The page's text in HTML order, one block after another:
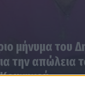
μήνυμα του
την απώλεια